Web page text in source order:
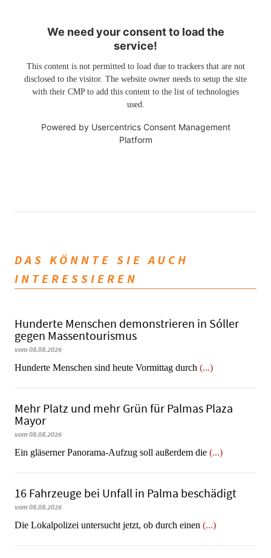
We need your consent to load the
service!
This content is not permitted to load due to trackers that are not
disclosed to the visitor. The website owner needs to setup the site
with their CMP to add this content to the list of technologies
used.
Powered by Usercentrics Consent Management
Platform
DAS KÖNNTE SIE AUCH
INTERESSIEREN
Hunderte Menschen demonstrieren in Sóller
gegen Massentourismus
vom 08.08.2026
Hunderte Menschen sind heute Vormittag durch (...)
Mehr Platz und mehr Grün für Palmas Plaza
Mayor
vom 08.08.2026
Ein gläserner Panorama-Aufzug soll außerdem die (...)
16 Fahrzeuge bei Unfall in Palma beschädigt
vom 08.08.2026
Die Lokalpolizei untersucht jetzt, ob durch einen (...)